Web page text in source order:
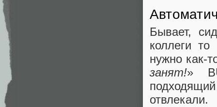
Бывает,
коллеги
нужно как-
занят!»
подходящий
отвлекали.